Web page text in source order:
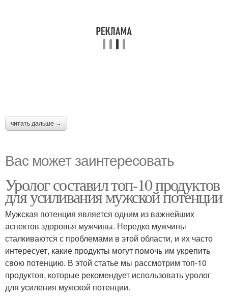
читать дальше →
Вас может заинтересовать
Уролог составил топ-10 продуктов
для усиливания мужской потенции
Мужская потенция является одним из важнейших
аспектов здоровья мужчины. Нередко мужчины
сталкиваются с проблемами в этой области, и их часто
интересует, какие продукты могут помочь им укрепить
свою потенцию. В этой статье мы рассмотрим топ-10
продуктов, которые рекомендует использовать уролог
для усиления мужской потенции.